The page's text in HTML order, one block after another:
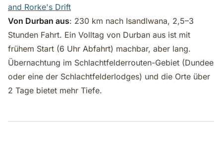
and Rorke's Drift
Von Durban aus: 230 km nach Isandlwana, 2,5–3
Stunden Fahrt. Ein Volltag von Durban aus ist mit
frühem Start (6 Uhr Abfahrt) machbar, aber lang.
Übernachtung im Schlachtfelderrouten-Gebiet (Dundee
oder eine der Schlachtfelderlodges) und die Orte über
2 Tage bietet mehr Tiefe.